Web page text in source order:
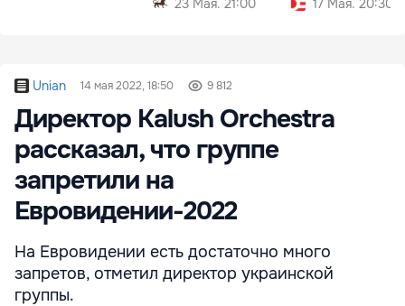
23 Мая. 21:00
17 Мая. 20:30
Unian 14 мая 2022, 18:50 9 812
Директор Kalush Orchestra
рассказал, что группе
запретили на
Евровидении-2022
На Евровидении есть достаточно много
запретов, отметил директор украинской
группы.